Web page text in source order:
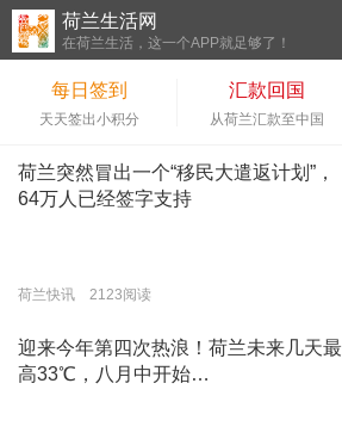
荷兰生活网
在荷兰生活，这一个APP就足够了！
每日签到
天天签出小积分
汇款回国
从荷兰汇款至中国
荷兰突然冒出一个“移民大遣返计划”，
64万人已经签字支持
荷兰快讯 2123阅读
迎来今年第四次热浪！荷兰未来几天最
高33℃，八月中开始…